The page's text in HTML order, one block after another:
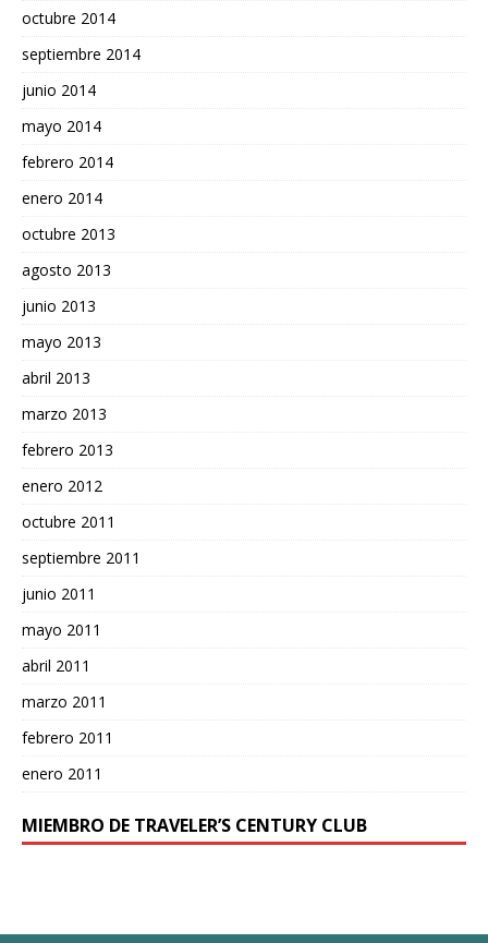
octubre 2014
septiembre 2014
junio 2014
mayo 2014
febrero 2014
enero 2014
octubre 2013
agosto 2013
junio 2013
mayo 2013
abril 2013
marzo 2013
febrero 2013
enero 2012
octubre 2011
septiembre 2011
junio 2011
mayo 2011
abril 2011
marzo 2011
febrero 2011
enero 2011
MIEMBRO DE TRAVELER’S CENTURY CLUB